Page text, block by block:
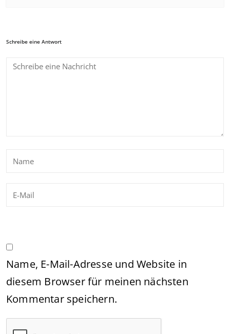
Schreibe eine Antwort
Name, E-Mail-Adresse und Website in
diesem Browser für meinen nächsten
Kommentar speichern.